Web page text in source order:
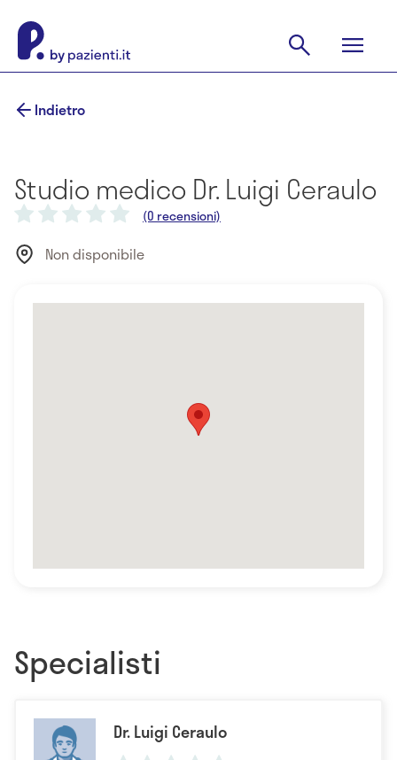
Indietro
Studio medico Dr. Luigi Ceraulo
(0 recensioni)
Non disponibile
Specialisti
Dr. Luigi Ceraulo